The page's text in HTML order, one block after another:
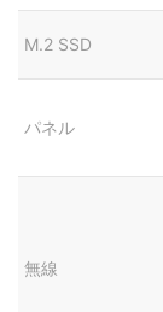
M.2 SSD
パネル
無線